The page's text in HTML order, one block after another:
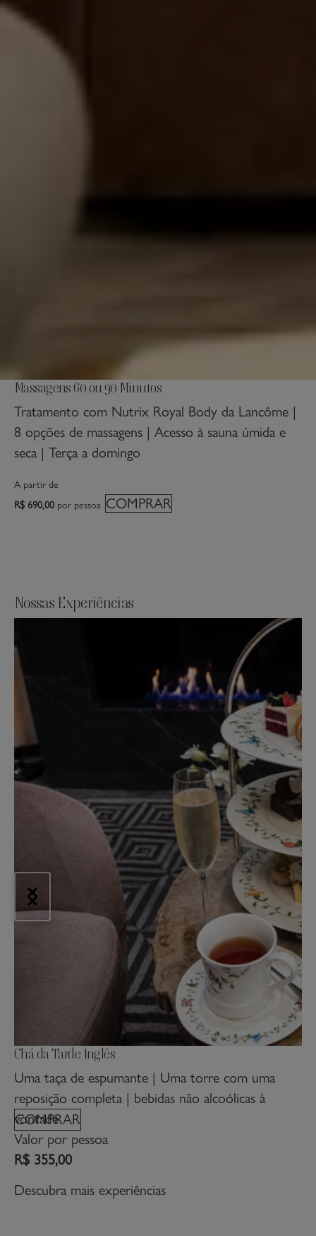
Massagens 60 ou 90 Minutos
Tratamento com Nutrix Royal Body da Lancôme |
8 opções de massagens | Acesso à sauna úmida e
seca | Terça a domingo
A partir de
R$ 690,00 por pessoa COMPRAR
Nossas Experiências
Chá da Tarde Inglês
Uma taça de espumante | Uma torre com uma
reposição completa | bebidas não alcoólicas à
vontade
Valor por pessoa
R$ 355,00
COMPRAR
Descubra mais experiências